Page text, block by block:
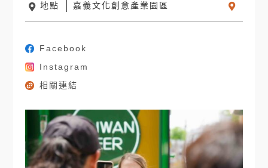
地點
嘉義文化創意產業園區
Facebook
Instagram
相關連結